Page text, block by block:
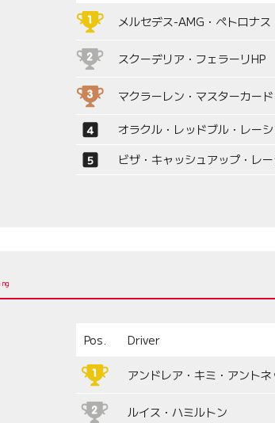
メルセデス-AMG・ペトロナ
スクーデリア・フェラーリHP
マクラーレン・マスターカー
オラクル・レッドブル・レー
ビザ・キャッシュアップ・レ
Pos. Driver
アンドレア・キミ・アントネ
ルイス・ハミルトン